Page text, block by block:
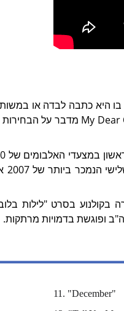
בו היא כתבה לבדה או
בקולנוע בסרט
ופוגשת בדמויות מרתקות.
11. "December"